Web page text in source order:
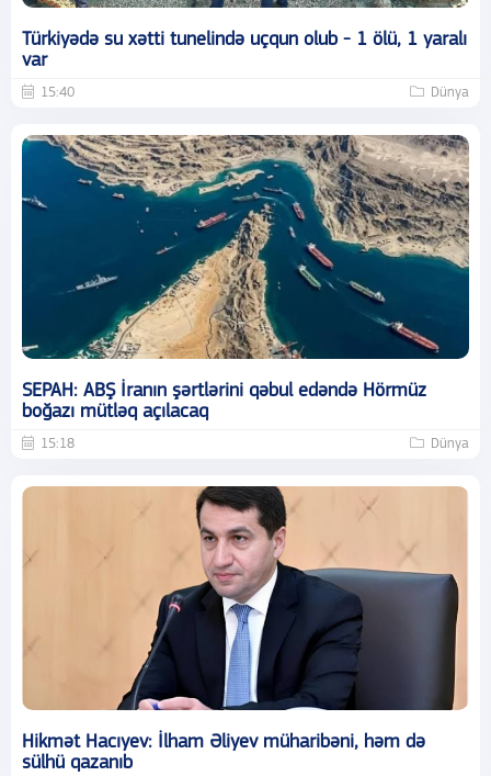
Türkiyədə su xətti tunelində uçqun olub - 1 ölü, 1 yaralı
var
15:40 Dünya
SEPAH: ABŞ İranın şərtlərini qəbul edəndə Hörmüz
boğazı mütləq açılacaq
15:18 Dünya
Hikmət Hacıyev: İlham Əliyev müharibəni, həm də
sülhü qazanıb